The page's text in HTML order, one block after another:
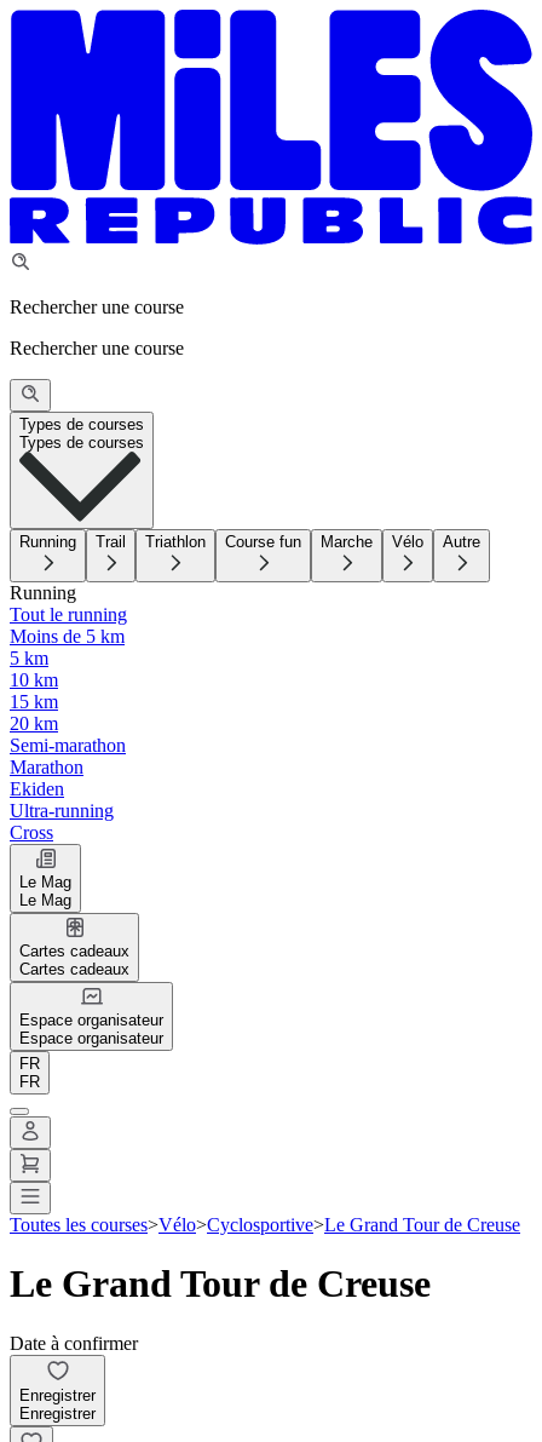
Rechercher une course
Rechercher une course
Types de courses
Types de courses
Running Trail Triathlon Course fun Marche Vélo Autre
Running
Tout le running
Moins de 5 km
5 km
10 km
15 km
20 km
Semi-marathon
Marathon
Ekiden
Ultra-running
Cross
Le Mag
Le Mag
Cartes cadeaux
Cartes cadeaux
Espace organisateur
Espace organisateur
FR
FR
Toutes les courses>Vélo>Cyclosportive>Le Grand Tour de Creuse
Le Grand Tour de Creuse
Date à confirmer
Enregistrer
Enregistrer